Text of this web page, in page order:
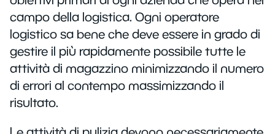
Usate
Impianti fissi
Autonome
Usate
Per olio e trucioli
Certificati ATEX
Elettroventilatori
Usati
Monospazzole
Pulizia pannelli solari
Vasche lavapezzi
Lavatappezzeria
Generatori di vapore
Panoramica
Detergenti
Attrezzature
Sacchi
Panni e spugne
Ecolabel
Innovazione tecnologica
Consulenza tecnica
Industriale
campo della logistica. Ogni operatore
logistico sa bene che deve essere in grado di
gestire il più rapidamente possibile tutte le
attività di magazzino minimizzando il numero
di errori al contempo massimizzando il
risultato.